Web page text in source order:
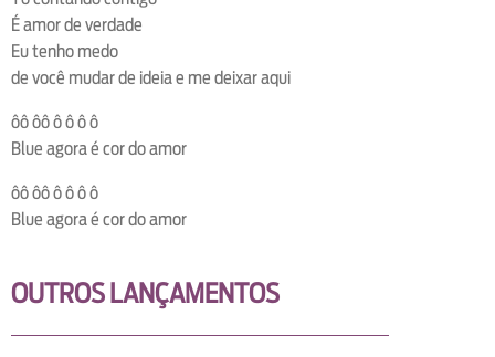
É amor de verdade
Eu tenho medo
de você mudar de ideia e me deixar aqui
ôô ôô ô ô ô ô
Blue agora é cor do amor
ôô ôô ô ô ô ô
Blue agora é cor do amor
OUTROS LANÇAMENTOS